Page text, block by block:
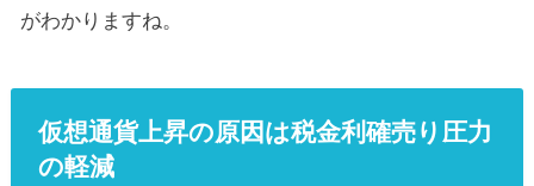
がわかりますね。
仮想通貨上昇の原因は税金利確売り圧力
の軽減